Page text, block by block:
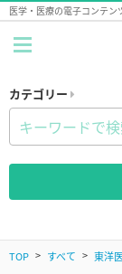
医学・医療の電子コンテン
カテゴリー
TOP すべて 東洋